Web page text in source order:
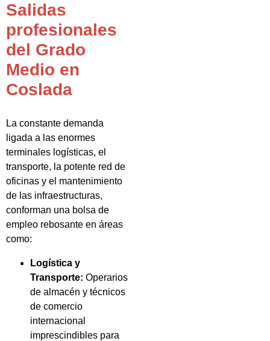
Salidas
profesionales
del Grado
Medio en
Coslada
La constante demanda
ligada a las enormes
terminales logísticas, el
transporte, la potente red de
oficinas y el mantenimiento
de las infraestructuras,
conforman una bolsa de
empleo rebosante en áreas
como:
Logística y
Transporte: Operarios
de almacén y técnicos
de comercio
internacional
imprescindibles para